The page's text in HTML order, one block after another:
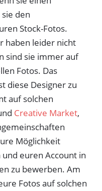
den
Stock-Fotos.
haben leider nicht
sind sie immer auf
Fotos. Das
diese Designer zu
auf solchen
Creative Market,
Möglichkeit
euren Account in
zu bewerben. Am
Fotos auf solchen